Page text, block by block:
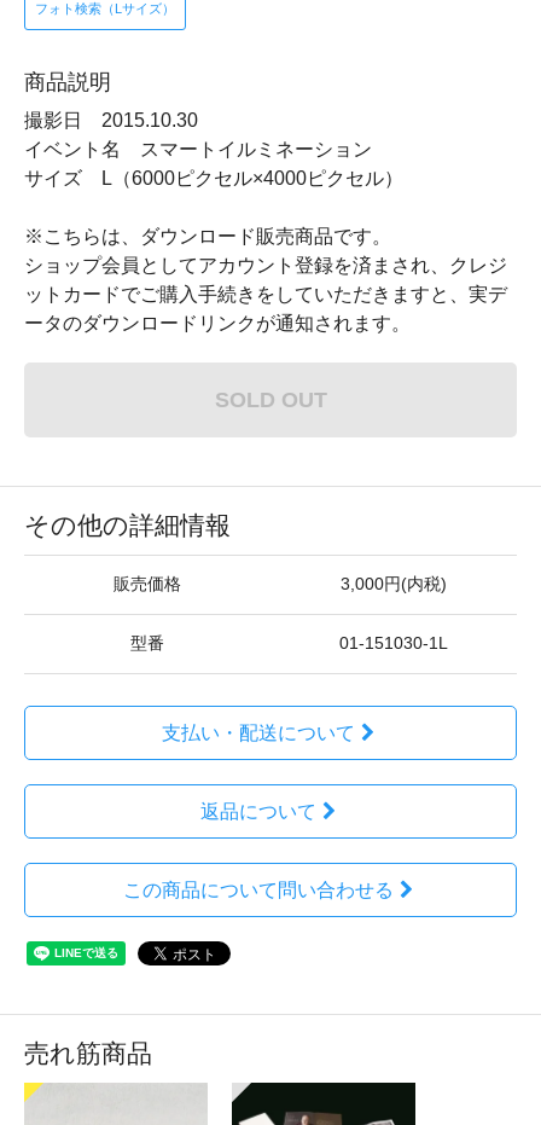
フォト検索（Lサイズ）
商品説明
撮影日 2015.10.30
イベント名 スマートイルミネーション
サイズ L（6000ピクセル×4000ピクセル）
※こちらは、ダウンロード販売商品です。
ショップ会員としてアカウント登録を済まされ、クレジ
ットカードでご購入手続きをしていただきますと、実デ
ータのダウンロードリンクが通知されます。
SOLD OUT
その他の詳細情報
販売価格 3,000円(内税)
型番 01-151030-1L
支払い・配送について
返品について
この商品について問い合わせる
売れ筋商品